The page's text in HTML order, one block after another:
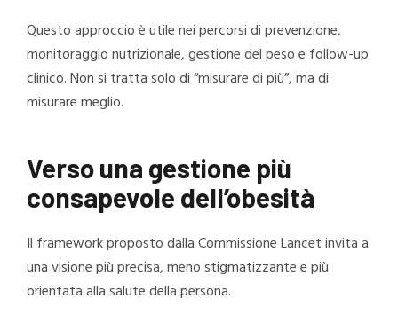
Questo approccio è utile nei percorsi di prevenzione,
monitoraggio nutrizionale, gestione del peso e follow-up
clinico. Non si tratta solo di “misurare di più”, ma di
misurare meglio.
Verso una gestione più
consapevole dell’obesità
Il framework proposto dalla Commissione Lancet invita a
una visione più precisa, meno stigmatizzante e più
orientata alla salute della persona.